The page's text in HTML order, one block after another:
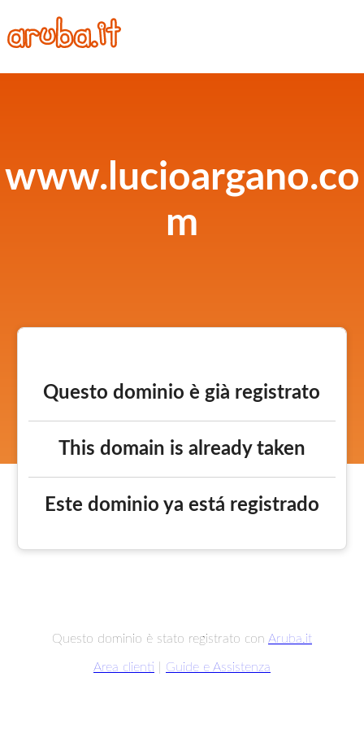
www.lucioargano.co
m
Questo dominio è già registrato
This domain is already taken
Este dominio ya está registrado
Questo dominio è stato registrato con Aruba.it
Area clienti Guide e Assistenza